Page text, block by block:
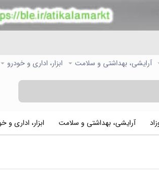
آرایشی، بهداشتی و سلامت ابزار، اداری و خودرو
آرایشی، بهداشتی و سلامت ابزار، اداری و